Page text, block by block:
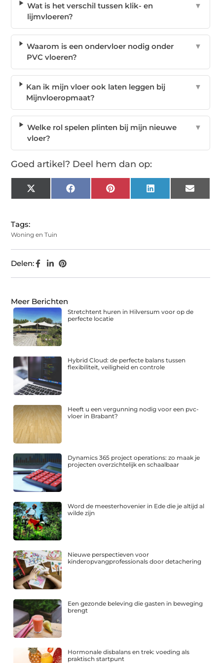
Wat is het verschil tussen klik- en
lijmvloeren?
▼
Waarom is een ondervloer nodig onder
PVC vloeren?
▼
Kan ik mijn vloer ook laten leggen bij
Mijnvloeropmaat?
▼
Welke rol spelen plinten bij mijn nieuwe
vloer?
▼
Goed artikel? Deel hem dan op:
X
(Twitter)
Facebook Pinterest LinkedIn Email
Tags:
Woning en Tuin
Delen:
Meer Berichten
Stretchtent huren in Hilversum voor op de
perfecte locatie
Hybrid Cloud: de perfecte balans tussen
flexibiliteit, veiligheid en controle
Heeft u een vergunning nodig voor een pvc-
vloer in Brabant?
Dynamics 365 project operations: zo maak je
projecten overzichtelijk en schaalbaar
Word de meesterhovenier in Ede die je altijd al
wilde zijn
Nieuwe perspectieven voor
kinderopvangprofessionals door detachering
Een gezonde beleving die gasten in beweging
brengt
Hormonale disbalans en trek: voeding als
praktisch startpunt